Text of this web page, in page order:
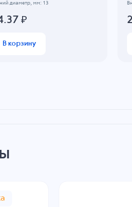
диаметр, мм: 13
₽
В корзину